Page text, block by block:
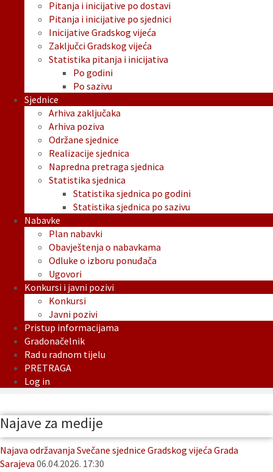
Pitanja i inicijative po dostavi
Pitanja i inicijative po sjednici
Inicijative Gradskog vijeća
Zaključci Gradskog vijeća
Statistika pitanja i inicijativa
Po godini
Po sazivu
Sjednice
Arhiva zaključaka
Arhiva poziva
Održane sjednice
Realizacije sjednica
Napredna pretraga sjednica
Statistika sjednica
Statistika sjednica po godini
Statistika sjednica po sazivu
Nabavke
Plan nabavki
Obavještenja o nabavkama
Odluke o izboru ponuđača
Ugovori
Konkursi i javni pozivi
Konkursi
Javni pozivi
Pristup informacijama
Gradonačelnik
Rad u radnom tijelu
PRETRAGA
Log in
Najave za medije
Najava održavanja Svečane sjednice Gradskog vijeća Grada
Sarajeva 06.04.2026. 17:30